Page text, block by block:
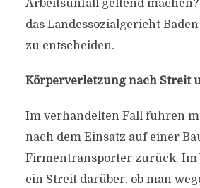
Arbeitsunfall geltend
das Landessozialgericht
zu entscheiden.
Körperverletzung nach Streit
Im verhandelten Fall fuhren
nach dem Einsatz auf einer
Firmentransporter zurück. Im
ein Streit darüber, ob man